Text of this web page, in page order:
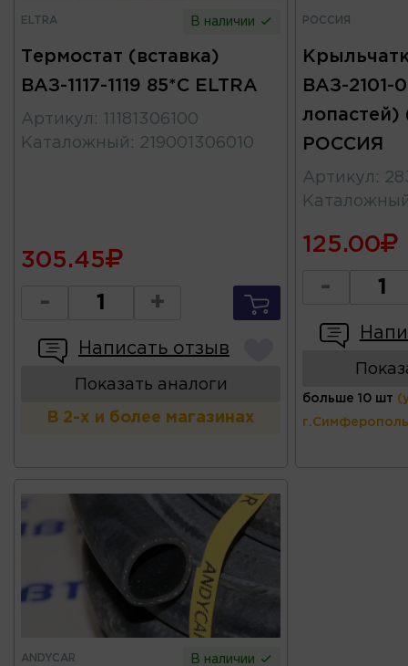
ELTRA В наличии
Термостат (вставка)
ВАЗ-1117-1119 85*С ELTRA
Артикул :
11181306100
Каталожный : 219001306010
305.45
- +
Написать отзыв
Показать аналоги
В 2-х и более магазинах
РОССИЯ
ВАЗ-2101-
РОССИЯ
Артикул :
125.00
-
больше 10 шт
ANDYCAR В наличии